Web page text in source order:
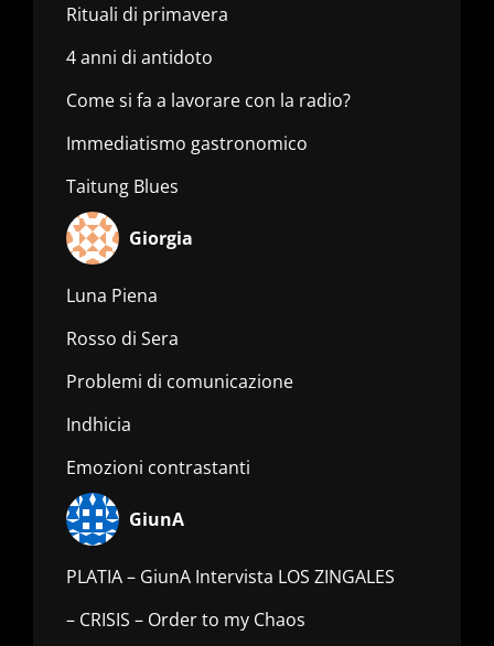
Rituali di primavera
4 anni di antidoto
Come si fa a lavorare con la radio?
Immediatismo gastronomico
Taitung Blues
Giorgia
Luna Piena
Rosso di Sera
Problemi di comunicazione
Indhicia
Emozioni contrastanti
GiunA
PLATIA – GiunA Intervista LOS ZINGALES
– CRISIS – Order to my Chaos